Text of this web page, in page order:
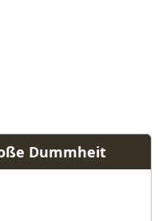
Dummheit